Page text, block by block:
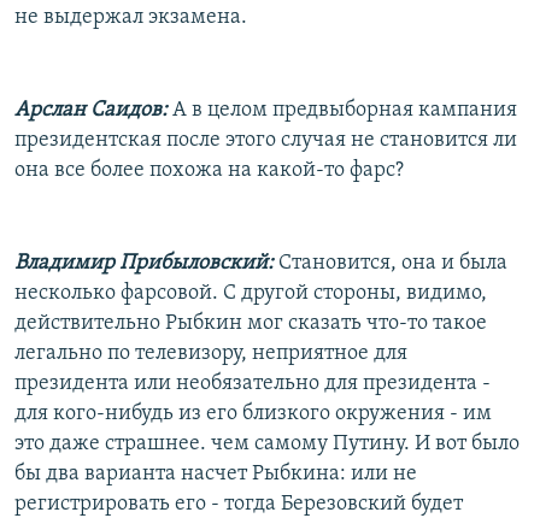
не выдержал экзамена.
Арслан Саидов:А в целом предвыборная кампания
президентская после этого случая не становится ли
она все более похожа на какой-то фарс?
Владимир Прибыловский:Становится, она и была
несколько фарсовой. С другой стороны, видимо,
действительно Рыбкин мог сказать что-то такое
легально по телевизору, неприятное для
президента или необязательно для президента -
для кого-нибудь из его близкого окружения - им
это даже страшнее. чем самому Путину. И вот было
бы два варианта насчет Рыбкина: или не
регистрировать его - тогда Березовский будет